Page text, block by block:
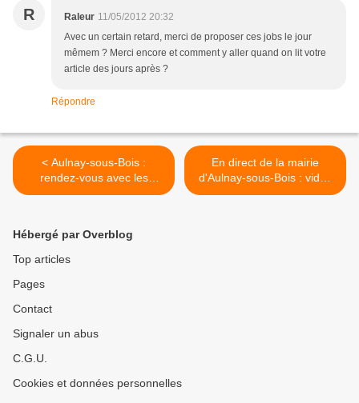
R Raleur 11/05/2012 20:32
Avec un certain retard, merci de proposer ces jobs le jour
mêmem ? Merci encore et comment y aller quand on lit votre
article des jours après ?
Répondre
< Aulnay-sous-Bois :
rendez-vous avec les
vampires le jeudi 10 mai à
En direct de la mairie
d'Aulnay-sous-Bois : vidéo
de la réaction de Daniel
Hébergé par Overblog
Top articles
Pages
Contact
Signaler un abus
C.G.U.
Cookies et données personnelles